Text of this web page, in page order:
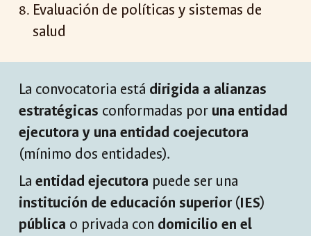
Evaluación de políticas y sistemas de
salud
La convocatoria está dirigida a alianzas
estratégicas conformadas por una entidad
ejecutora y una entidad coejecutora
(mínimo dos entidades).
Laentidad ejecutora puede ser una
institución de educación superior (IES)
pública o privada con domicilio en el